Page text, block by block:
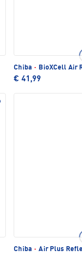
Chiba · BioXCell Air
€ 41,99
Chiba · Air Plus